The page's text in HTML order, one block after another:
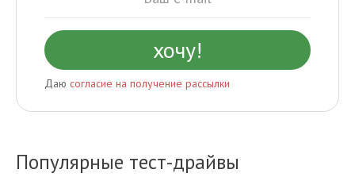
Даю согласие на получение рассылки
Популярные тест-драйвы